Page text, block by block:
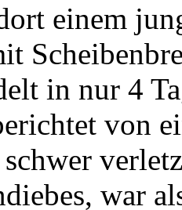
einem
in nur 4
von
war